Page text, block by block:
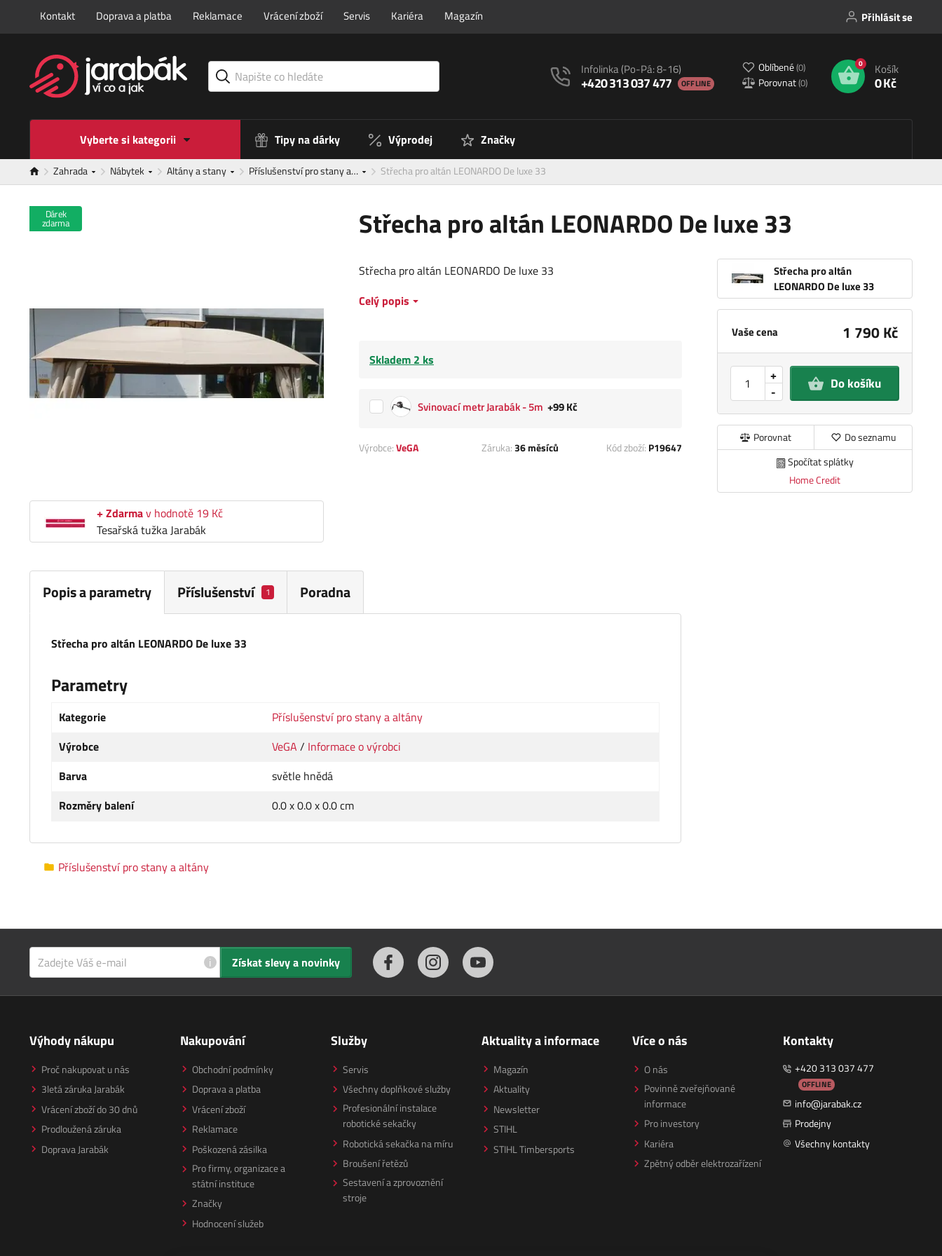
Kontakt Doprava a platba Reklamace Vrácení zboží Servis Kariéra Magazín Přihlásit se
Infolinka(Po-Pá: 8-16)
+420 313 037 477 OFFLINE
Oblíbené(0)
Porovnat(0)
0 Košík
0 Kč
Vyberte si kategorii Tipy na dárky Výprodej Značky
Zahrada Nábytek Altány a stany Příslušenství pro stany a… Střecha pro altán LEONARDO De luxe 33
Střecha pro altán LEONARDO De luxe 33
Dárek
zdarma
+ Zdarmav hodnotě 19 Kč
Tesařská tužka Jarabák
Střecha pro altán
LEONARDO De luxe 33
Vaše cena 1 790 Kč
-
+ Do košíku
Porovnat
Do seznamu
Spočítat splátky
Home Credit
Střecha pro altán LEONARDO De luxe 33
Celý popis
Skladem 2 ks
Svinovací metr Jarabák - 5m +99 Kč
Výrobce:VeGA Záruka:36 měsíců Kód zboží: P19647
Popis a parametry Příslušenství 1 Poradna
Střecha pro altán LEONARDO De luxe 33
Parametry
Kategorie
Příslušenství pro stany a altány
Výrobce
VeGA / Informace o výrobci
Barva
světle hnědá
Rozměry balení
0.0 x 0.0 x 0.0 cm
Příslušenství pro stany a altány
i Získat slevy a novinky
Výhody nákupu
Proč nakupovat u nás
3letá záruka Jarabák
Vrácení zboží do 30 dnů
Prodloužená záruka
Doprava Jarabák
Nakupování
Obchodní podmínky
Doprava a platba
Vrácení zboží
Reklamace
Poškozená zásilka
Pro firmy, organizace a
státní instituce
Značky
Hodnocení služeb
Služby
Servis
Všechny doplňkové služby
Profesionální instalace
robotické sekačky
Robotická sekačka na míru
Broušení řetězů
Sestavení a zprovoznění
stroje
Aktuality a informace
Magazín
Aktuality
Newsletter
STIHL
STIHL Timbersports
Více o nás
O nás
Povinně zveřejňované
informace
Pro investory
Kariéra
Zpětný odběr elektrozařízení
Kontakty
+420 313 037 477
OFFLINE
info@jarabak.cz
Prodejny
Všechny kontakty